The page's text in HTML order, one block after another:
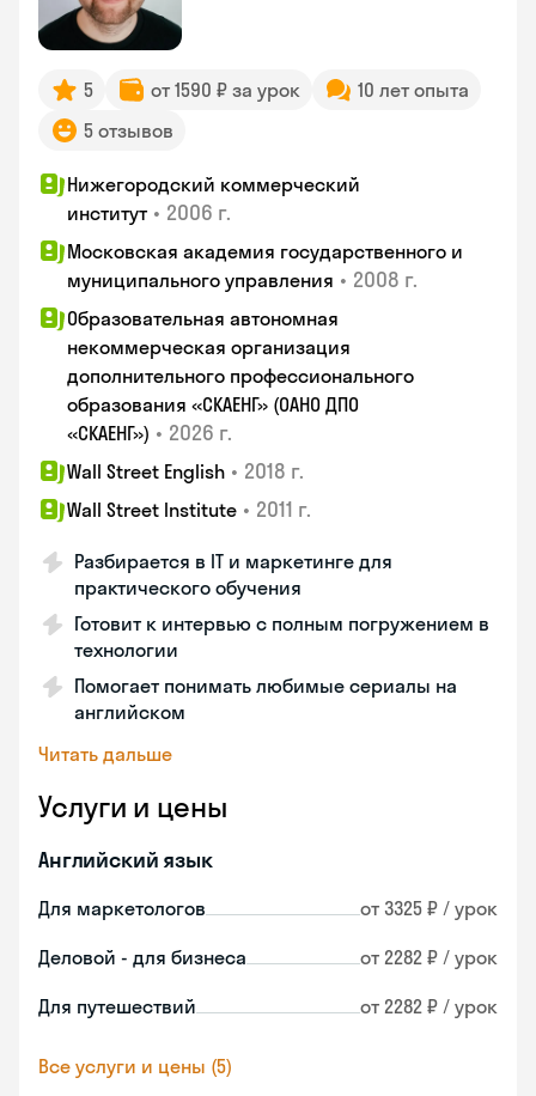
5 от 1590 ₽ за урок
10 лет опыта
5 отзывов
Нижегородский коммерческий
институт • 2006 г.
Московская академия государственного и
муниципального управления • 2008 г.
Образовательная автономная
некоммерческая организация
дополнительного профессионального
образования «СКАЕНГ» (ОАНО ДПО
«СКАЕНГ») • 2026 г.
Wall Street English • 2018 г.
Wall Street Institute • 2011 г.
Разбирается в IT и маркетинге для
практического обучения
Готовит к интервью с полным погружением в
технологии
Помогает понимать любимые сериалы на
английском
Читать дальше
Услуги и цены
Английский язык
Для маркетологов от 3325 ₽ / урок
Деловой - для бизнеса от 2282 ₽ / урок
Для путешествий от 2282 ₽ / урок
Все услуги и цены (5)